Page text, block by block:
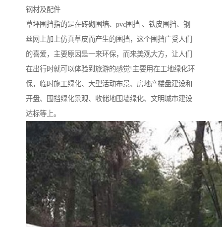
钢材及配件
草坪围挡指的是在砖砌围墙、pvc围挡 、铁皮围挡、钢
丝网上加上仿真草皮而产生的围挡，这个围挡广受人们
的喜爱，主要原因是一来环保，而来美观大方，让人们
在出行时就可以体验到旅游的感觉!主要用在工地绿化环
保，临时施工绿化、大型活动布景、房地产楼盘建设和
开盘、围挡绿化景观、收储地围墙绿化、文明城市建设
达标等上。